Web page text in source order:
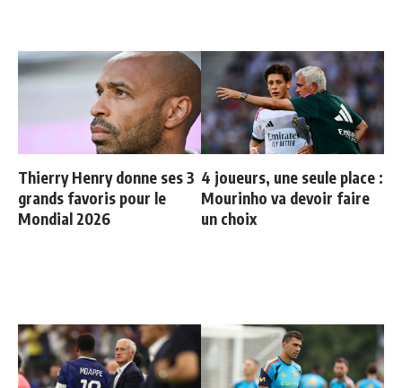
Thierry Henry donne ses 3
grands favoris pour le
Mondial 2026
4 joueurs, une seule place :
Mourinho va devoir faire
un choix